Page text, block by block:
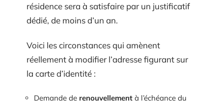
résidence sera à satisfaire par un justificatif
dédié, de moins d’un an.
Voici les circonstances qui amènent
réellement à modifier l’adresse figurant sur
la carte d’identité :
Demande de renouvellement à l’échéance du